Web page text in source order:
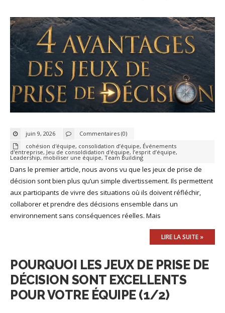
juin 9, 2026
Commentaires (0)
cohésion d'équipe, consolidation d’équipe, Événements
d'entreprise, Jeu de consoldidation d'équipe, l’esprit d’équipe,
Leadership, mobiliser une équipe, Team Building
Dans le premier article, nous avons vu que les jeux de prise de
décision sont bien plus qu’un simple divertissement. Ils permettent
aux participants de vivre des situations où ils doivent réfléchir,
collaborer et prendre des décisions ensemble dans un
environnement sans conséquences réelles. Mais
LIRE LA SUITE »
POURQUOI LES JEUX DE PRISE DE
DÉCISION SONT EXCELLENTS
POUR VOTRE ÉQUIPE (1/2)